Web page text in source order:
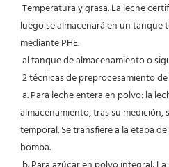
luego se almacenará en un tanque
mediante PHE.
al tanque de almacenamiento o
2 técnicas de preprocesamiento
almacenamiento, tras su medición,
temporal. Se transfiere a la etapa
bomba.